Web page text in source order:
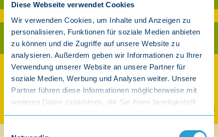
Diese Webseite verwendet Cookies
Wir verwenden Cookies, um Inhalte und Anzeigen zu
personalisieren, Funktionen für soziale Medien anbieten
zu können und die Zugriffe auf unsere Website zu
analysieren. Außerdem geben wir Informationen zu Ihrer
Verwendung unserer Website an unsere Partner für
soziale Medien, Werbung und Analysen weiter. Unsere
Partner führen diese Informationen möglicherweise mit
weiteren Daten zusammen, die Sie ihnen bereitgestellt
haben oder die sie im Rahmen Ihrer Nutzung der Dienste
Als Download kaufen
Auch streamen und downloaden
YouTube Music